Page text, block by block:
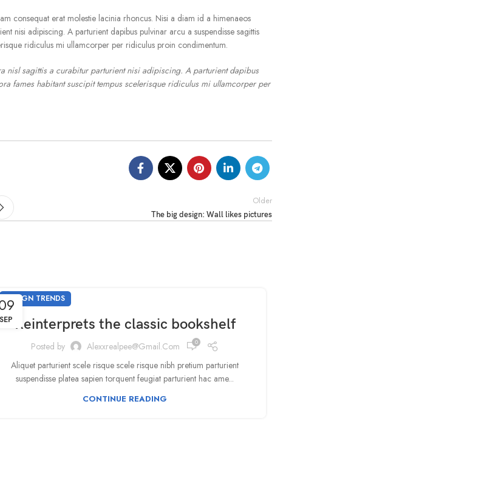
consequat erat molestie lacinia rhoncus. Nisi a diam id a himenaeos
nisi adipiscing. A parturient dapibus pulvinar arcu a suspendisse sagittis
ridiculus mi ullamcorper per ridiculus proin condimentum.
nisl sagittis a curabitur parturient nisi adipiscing. A parturient dapibus
fames habitant suscipit tempus scelerisque ridiculus mi ullamcorper per
Older
The big design: Wall likes pictures
SEP
DESIGN TRENDS
Reinterprets the classic bookshelf
Posted by Alexxrealpee@gmail.com 0
Aliquet parturient scele risque scele risque nibh pretium parturient
suspendisse platea sapien torquent feugiat parturient hac ame...
CONTINUE READING